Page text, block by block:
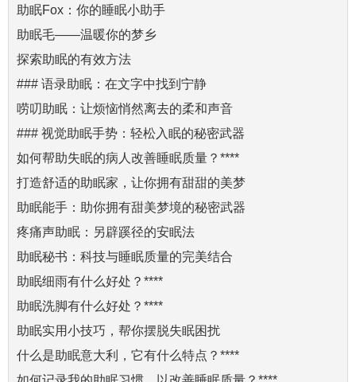
助眠Fox：你的睡眠小助手
助眠毛——温暖你的梦乡
探索助眠的有效方法
### 语录助眠：在文字中找到宁静
唠叨助眠：让烦恼悄然离去的柔和声音
### 视觉助眠手势：轻松入眠的秘密武器
如何帮助失眠的病人改善睡眠质量？****
打造舒适的助眠家，让你拥有甜甜的美梦
助眠能手：助你拥有甜美梦境的秘密武器
疼痛声助眠：另辟蹊径的安眠法
助眠秘书：科技与睡眠质量的完美结合
助眠细雨有什么好处？****
助眠洗脚有什么好处？****
助眠实用小技巧，帮你摆脱失眠困扰
什么是助眠意大利，它有什么特点？****